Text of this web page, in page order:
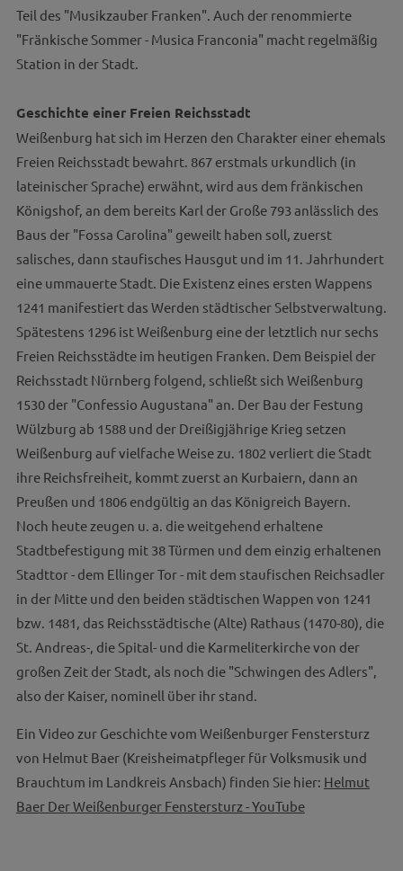
Teil des "Musikzauber Franken". Auch der renommierte
"Fränkische Sommer - Musica Franconia" macht regelmäßig
Station in der Stadt.
Geschichte einer Freien Reichsstadt
Weißenburg hat sich im Herzen den Charakter einer ehemals
Freien Reichsstadt bewahrt. 867 erstmals urkundlich (in
lateinischer Sprache) erwähnt, wird aus dem fränkischen
Königshof, an dem bereits Karl der Große 793 anlässlich des
Baus der "Fossa Carolina" geweilt haben soll, zuerst
salisches, dann staufisches Hausgut und im 11. Jahrhundert
eine ummauerte Stadt. Die Existenz eines ersten Wappens
1241 manifestiert das Werden städtischer Selbstverwaltung.
Spätestens 1296 ist Weißenburg eine der letztlich nur sechs
Freien Reichsstädte im heutigen Franken. Dem Beispiel der
Reichsstadt Nürnberg folgend, schließt sich Weißenburg
1530 der "Confessio Augustana" an. Der Bau der Festung
Wülzburg ab 1588 und der Dreißigjährige Krieg setzen
Weißenburg auf vielfache Weise zu. 1802 verliert die Stadt
ihre Reichsfreiheit, kommt zuerst an Kurbaiern, dann an
Preußen und 1806 endgültig an das Königreich Bayern.
Noch heute zeugen u. a. die weitgehend erhaltene
Stadtbefestigung mit 38 Türmen und dem einzig erhaltenen
Stadttor - dem Ellinger Tor - mit dem staufischen Reichsadler
in der Mitte und den beiden städtischen Wappen von 1241
bzw. 1481, das Reichsstädtische (Alte) Rathaus (1470-80), die
St. Andreas-, die Spital- und die Karmeliterkirche von der
großen Zeit der Stadt, als noch die "Schwingen des Adlers",
also der Kaiser, nominell über ihr stand.
Ein Video zur Geschichte vom Weißenburger Fenstersturz
von Helmut Baer (Kreisheimatpfleger für Volksmusik und
Brauchtum im Landkreis Ansbach) finden Sie hier: Helmut
Baer Der Weißenburger Fenstersturz - YouTube